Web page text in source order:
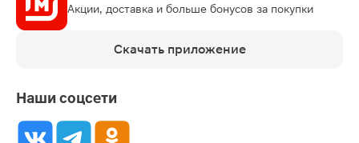
Акции, доставка и больше бонусов за покупки
Скачать приложение
Наши соцсети